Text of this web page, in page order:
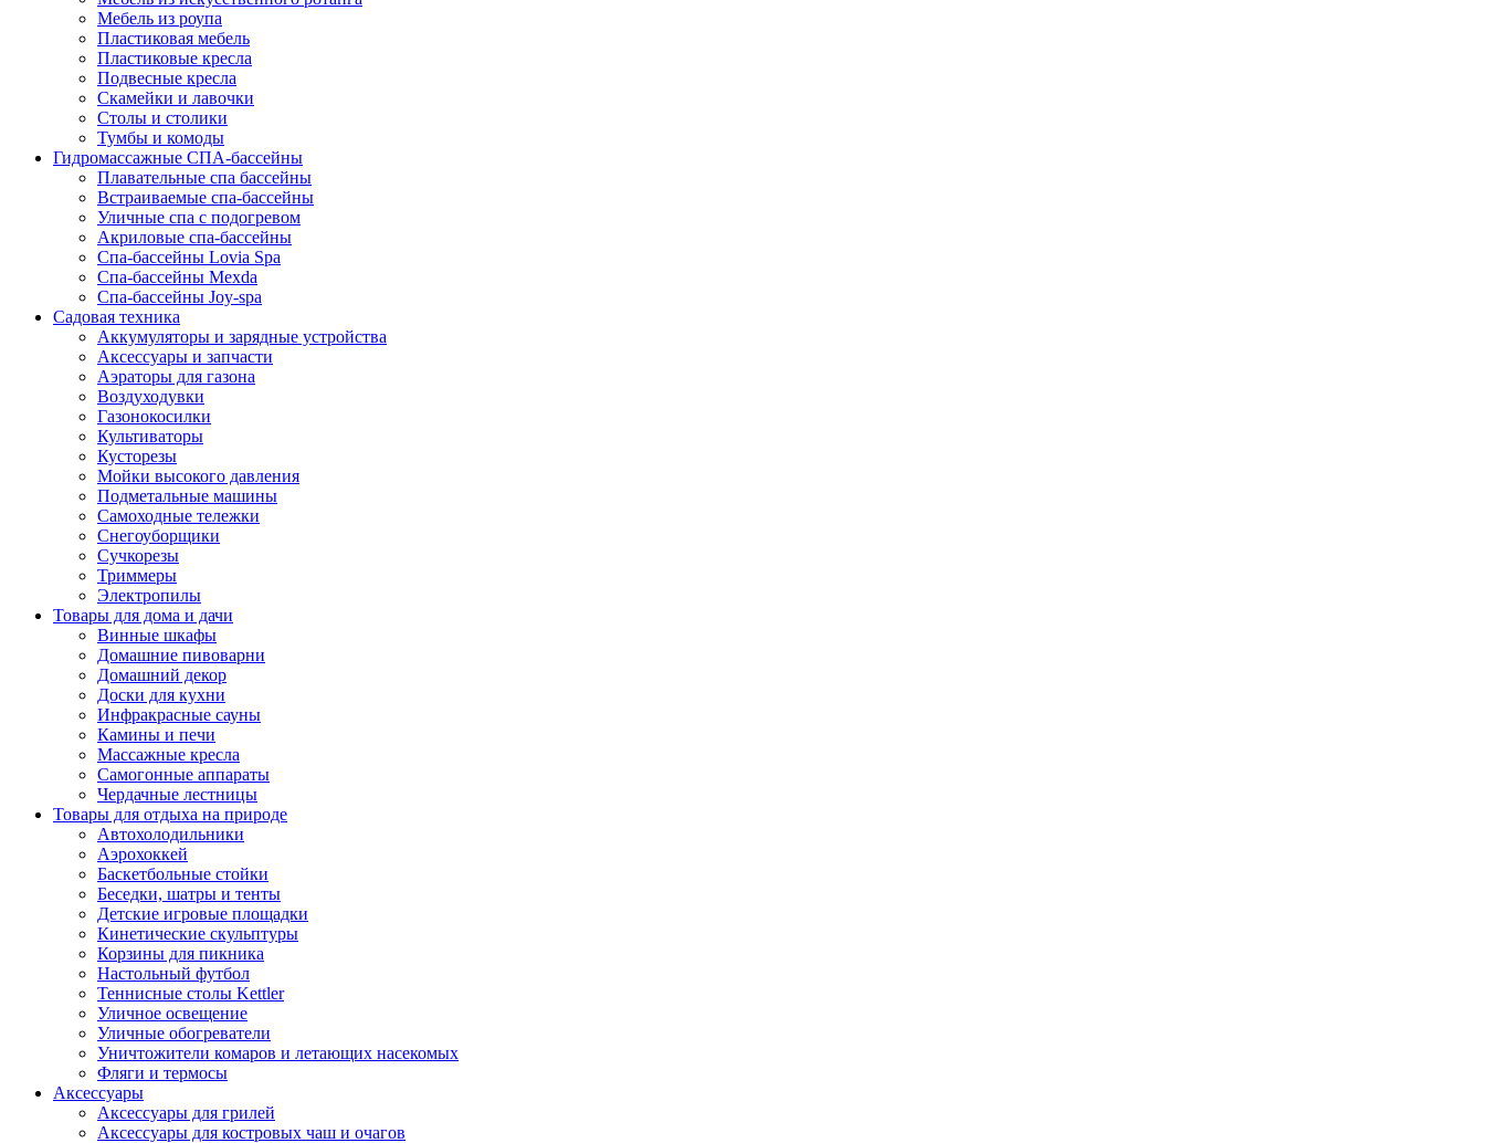
Мебель из роупа
Пластиковая мебель
Пластиковые кресла
Подвесные кресла
Скамейки и лавочки
Столы и столики
Тумбы и комоды
Гидромассажные СПА-бассейны
Плавательные спа бассейны
Встраиваемые спа-бассейны
Уличные спа с подогревом
Акриловые спа-бассейны
Спа-бассейны Lovia Spa
Спа-бассейны Mexda
Спа-бассейны Joy-spa
Садовая техника
Аккумуляторы и зарядные устройства
Аксессуары и запчасти
Аэраторы для газона
Воздуходувки
Газонокосилки
Культиваторы
Кусторезы
Мойки высокого давления
Подметальные машины
Самоходные тележки
Снегоуборщики
Сучкорезы
Триммеры
Электропилы
Товары для дома и дачи
Винные шкафы
Домашние пивоварни
Домашний декор
Доски для кухни
Инфракрасные сауны
Камины и печи
Массажные кресла
Самогонные аппараты
Чердачные лестницы
Товары для отдыха на природе
Автохолодильники
Аэрохоккей
Баскетбольные стойки
Беседки, шатры и тенты
Детские игровые площадки
Кинетические скульптуры
Корзины для пикника
Настольный футбол
Теннисные столы Kettler
Уличное освещение
Уличные обогреватели
Уничтожители комаров и летающих насекомых
Фляги и термосы
Аксессуары
Аксессуары для грилей
Аксессуары для костровых чаш и очагов